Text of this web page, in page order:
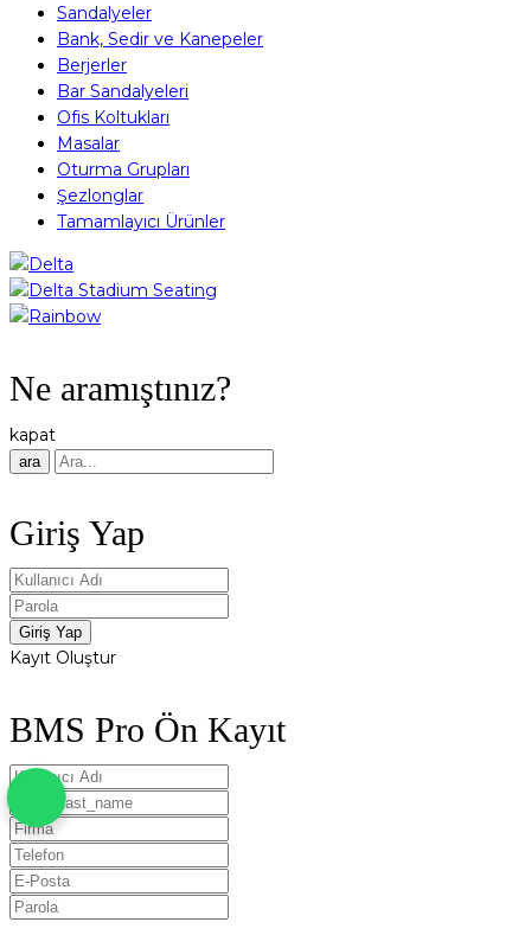
Sandalyeler
Bank, Sedir ve Kanepeler
Berjerler
Bar Sandalyeleri
Ofis Koltukları
Masalar
Oturma Grupları
Şezlonglar
Tamamlayıcı Ürünler
Ne aramıştınız?
kapat
ara
Giriş Yap
Kayıt Oluştur
BMS Pro Ön Kayıt